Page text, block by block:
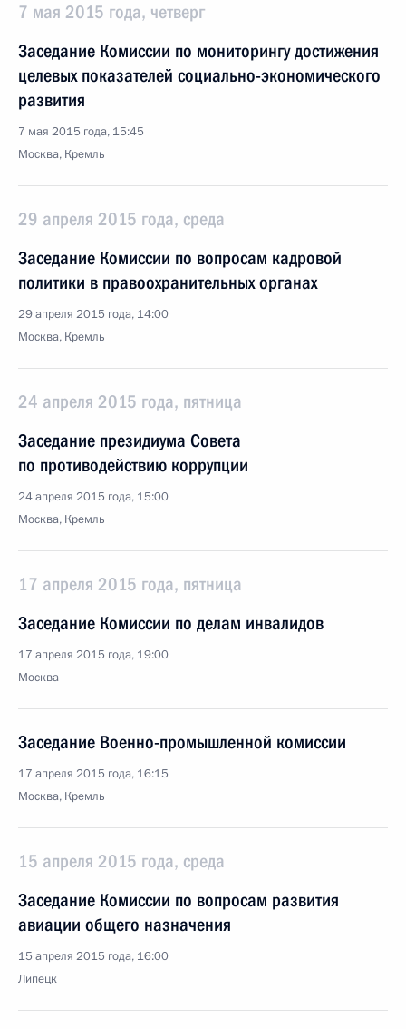
7 мая 2015 года, четверг
Заседание Комиссии по мониторингу достижения
целевых показателей социально-экономического
развития
7 мая 2015 года, 15:45
Москва, Кремль
29 апреля 2015 года, среда
Заседание Комиссии по вопросам кадровой
политики в правоохранительных органах
29 апреля 2015 года, 14:00
Москва, Кремль
24 апреля 2015 года, пятница
Заседание президиума Совета
по противодействию коррупции
24 апреля 2015 года, 15:00
Москва, Кремль
17 апреля 2015 года, пятница
Заседание Комиссии по делам инвалидов
17 апреля 2015 года, 19:00
Москва
Заседание Военно-промышленной комиссии
17 апреля 2015 года, 16:15
Москва, Кремль
15 апреля 2015 года, среда
Заседание Комиссии по вопросам развития
авиации общего назначения
15 апреля 2015 года, 16:00
Липецк